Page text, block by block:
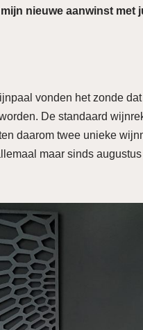
mijn nieuwe aanwinst
vonden het zonde
De standaard
daarom twee unieke
maar sinds